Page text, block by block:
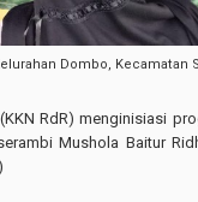
Dombo, Kecamatan
RdR) menginisiasi
Mushola Baitur